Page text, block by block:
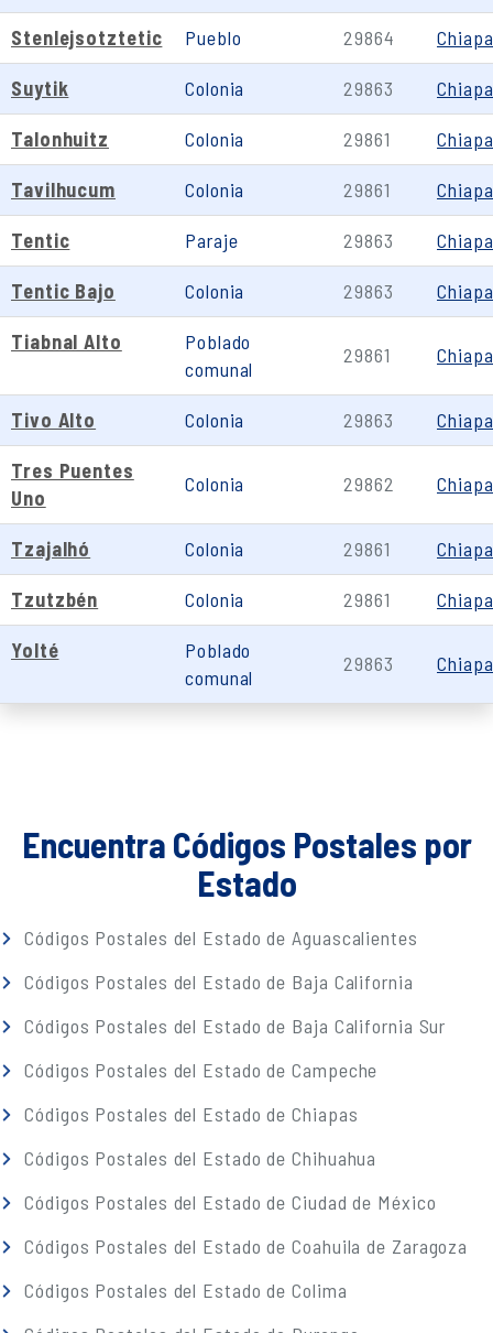
Stenlejsotztetic Pueblo 29864
Suytik Colonia 29863
Talonhuitz Colonia 29861
Tavilhucum Colonia 29861
Tentic Paraje 29863
Tentic Bajo Colonia 29863
Tiabnal Alto
Poblado
comunal
29861
Tivo Alto Colonia 29863
Tres Puentes
Uno
Colonia 29862
Tzajalhó Colonia 29861
Tzutzbén Colonia 29861
Yolté
Poblado
comunal
29863
Encuentra Códigos Postales por
Estado
Códigos Postales del Estado de Aguascalientes
Códigos Postales del Estado de Baja California
Códigos Postales del Estado de Baja California Sur
Códigos Postales del Estado de Campeche
Códigos Postales del Estado de Chiapas
Códigos Postales del Estado de Chihuahua
Códigos Postales del Estado de Ciudad de México
Códigos Postales del Estado de Coahuila de Zaragoza
Códigos Postales del Estado de Colima